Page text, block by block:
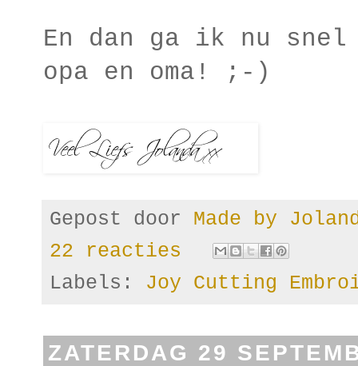
En dan ga ik nu
opa en oma! ;-)
Gepost door Made by
22 reacties
Labels: Joy Cutting
ZATERDAG 29